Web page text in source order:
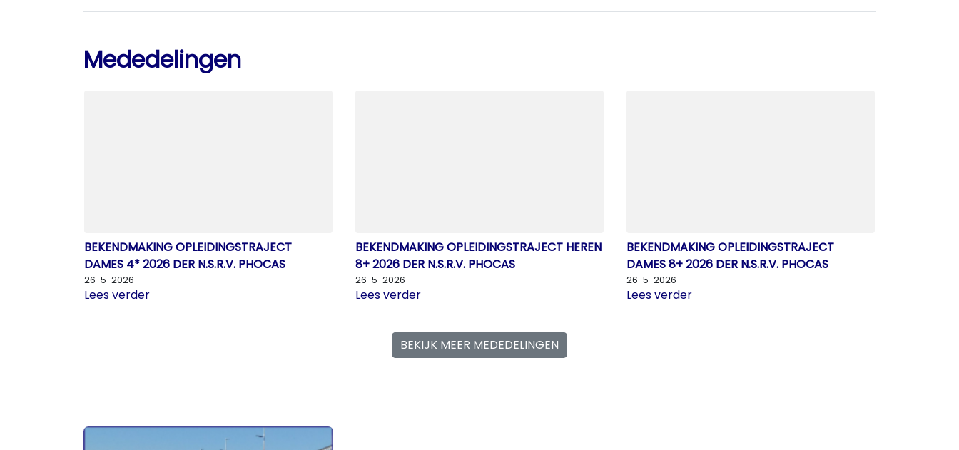
Mededelingen
BEKENDMAKING OPLEIDINGSTRAJECT
DAMES 4* 2026 DER N.S.R.V. PHOCAS
26-5-2026
Lees verder
BEKENDMAKING OPLEIDINGSTRAJECT HEREN
8+ 2026 DER N.S.R.V. PHOCAS
26-5-2026
Lees verder
BEKENDMAKING OPLEIDINGSTRAJECT
DAMES 8+ 2026 DER N.S.R.V. PHOCAS
26-5-2026
Lees verder
BEKIJK MEER MEDEDELINGEN